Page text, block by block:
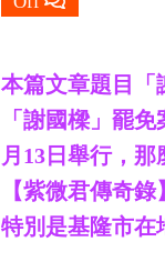
本篇文章題目「
「謝國樑」罷
月13日舉行，
【紫微君傳奇錄
特別是基隆市在